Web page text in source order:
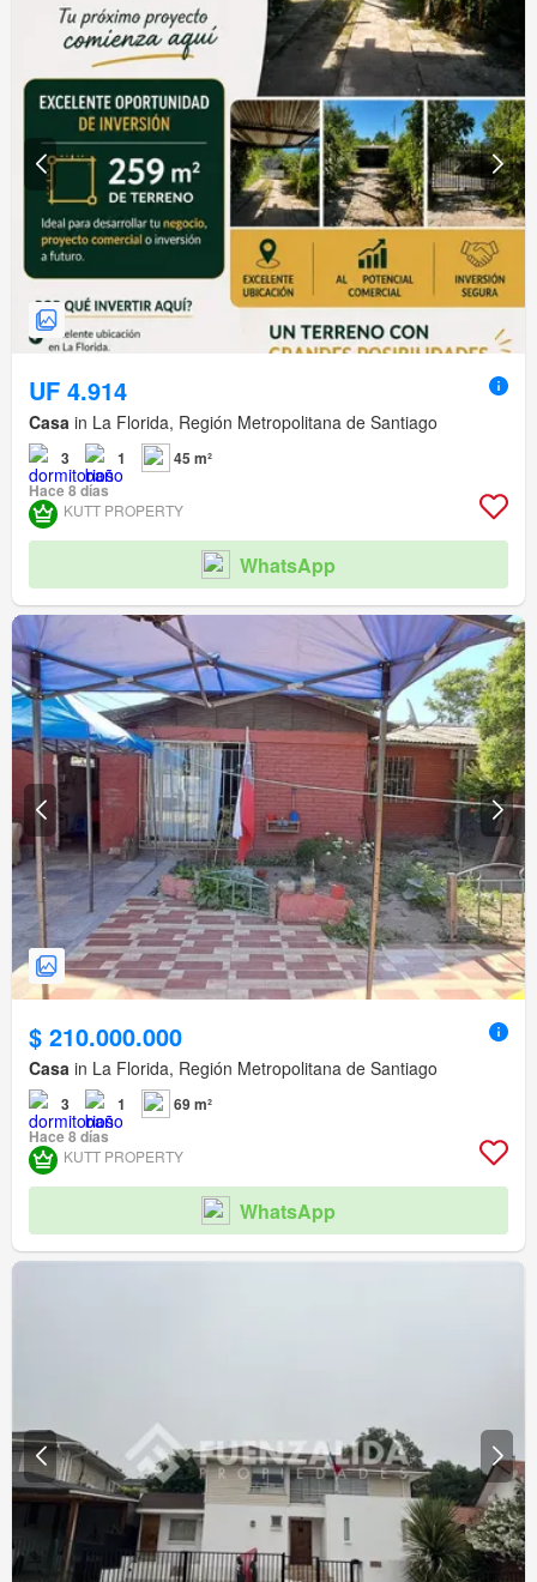
UF 4.914
Casa in La Florida, Región Metropolitana de Santiago
3 1
45 m²
Hace 8 días
KUTT PROPERTY
WhatsApp
$ 210.000.000
Casa in La Florida, Región Metropolitana de Santiago
3 1
69 m²
Hace 8 días
KUTT PROPERTY
WhatsApp